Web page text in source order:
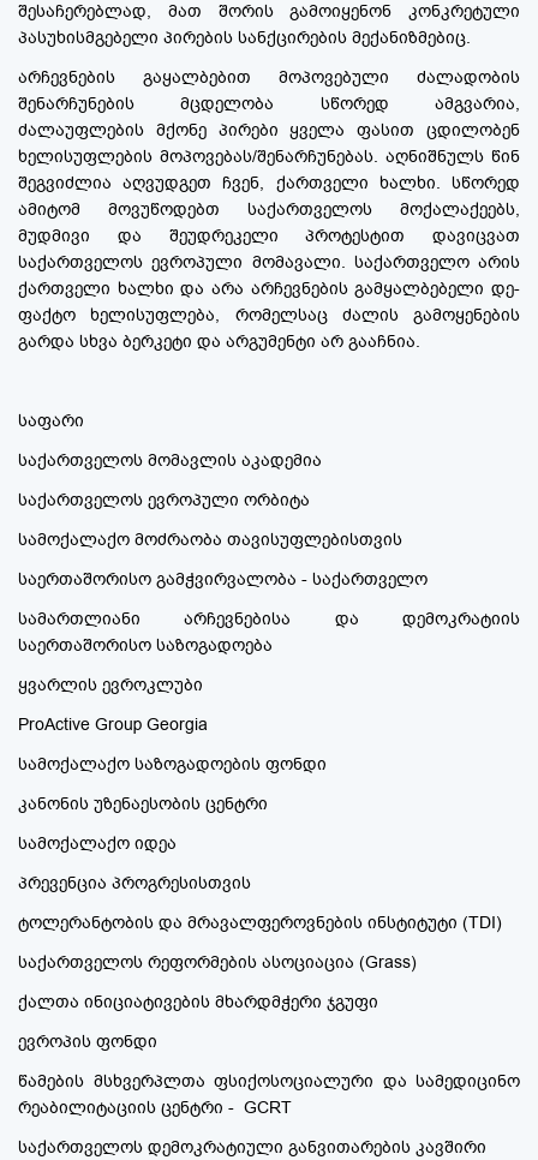
შესაჩერებლად, მათ შორის გამოიყენონ კონკრეტული
პასუხისმგებელი პირების სანქცირების მექანიზმებიც.
არჩევნების გაყალბებით მოპოვებული ძალადობის
შენარჩუნების მცდელობა სწორედ ამგვარია,
ძალაუფლების მქონე პირები ყველა ფასით ცდილობენ
ხელისუფლების მოპოვებას/შენარჩუნებას. აღნიშნულს წინ
შეგვიძლია აღვუდგეთ ჩვენ, ქართველი ხალხი. სწორედ
ამიტომ მოვუწოდებთ საქართველოს მოქალაქეებს,
მუდმივი და შეუდრეკელი პროტესტით დავიცვათ
საქართველოს ევროპული მომავალი. საქართველო არის
ქართველი ხალხი და არა არჩევნების გამყალბებელი დე-
ფაქტო ხელისუფლება, რომელსაც ძალის გამოყენების
გარდა სხვა ბერკეტი და არგუმენტი არ გააჩნია.
საფარი
საქართველოს მომავლის აკადემია
საქართველოს ევროპული ორბიტა
სამოქალაქო მოძრაობა თავისუფლებისთვის
საერთაშორისო გამჭვირვალობა - საქართველო
სამართლიანი არჩევნებისა და დემოკრატიის
საერთაშორისო საზოგადოება
ყვარლის ევროკლუბი
ProActive Group Georgia
სამოქალაქო საზოგადოების ფონდი
კანონის უზენაესობის ცენტრი
სამოქალაქო იდეა
პრევენცია პროგრესისთვის
ტოლერანტობის და მრავალფეროვნების ინსტიტუტი (TDI)
საქართველოს რეფორმების ასოციაცია (Grass)
ქალთა ინიციატივების მხარდმჭერი ჯგუფი
ევროპის ფონდი
წამების მსხვერპლთა ფსიქოსოციალური და სამედიცინო
რეაბილიტაციის ცენტრი - GCRT
საქართველოს დემოკრატიული განვითარების კავშირი